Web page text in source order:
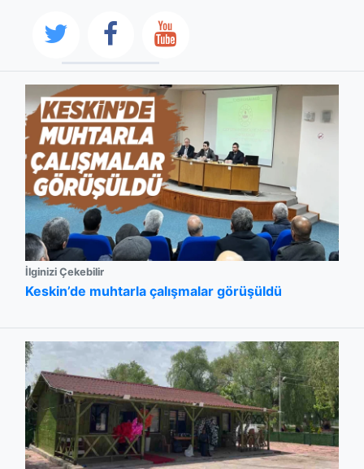
İlginizi Çekebilir
Keskin’de muhtarla çalışmalar görüşüldü